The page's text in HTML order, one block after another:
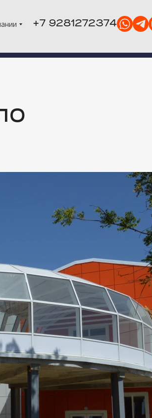
+7 9281272374
Зенитные